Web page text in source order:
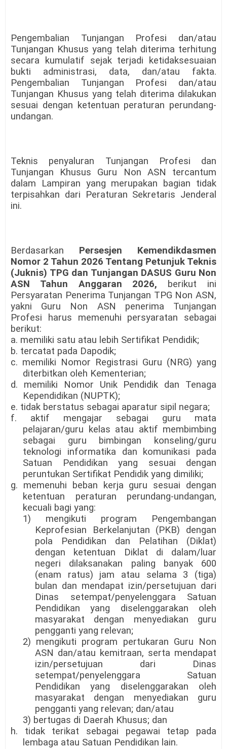
Pengembalian Tunjangan Profesi dan/atau
Tunjangan Khusus yang telah diterima terhitung
secara kumulatif sejak terjadi ketidaksesuaian
bukti administrasi, data, dan/atau fakta.
Pengembalian Tunjangan Profesi dan/atau
Tunjangan Khusus yang telah diterima dilakukan
sesuai dengan ketentuan peraturan perundang-
undangan.
Teknis penyaluran Tunjangan Profesi dan
Tunjangan Khusus Guru Non ASN tercantum
dalam Lampiran yang merupakan bagian tidak
terpisahkan dari Peraturan Sekretaris Jenderal
ini.
Berdasarkan Persesjen Kemendikdasmen
Nomor 2 Tahun 2026 Tentang Petunjuk Teknis
(Juknis) TPG dan Tunjangan DASUS Guru Non
ASN Tahun Anggaran 2026, berikut ini
Persyaratan Penerima Tunjangan TPG Non ASN,
yakni Guru Non ASN penerima Tunjangan
Profesi harus memenuhi persyaratan sebagai
berikut:
a. memiliki satu atau lebih Sertifikat Pendidik;
b. tercatat pada Dapodik;
c. memiliki Nomor Registrasi Guru (NRG) yang
diterbitkan oleh Kementerian;
d. memiliki Nomor Unik Pendidik dan Tenaga
Kependidikan (NUPTK);
e. tidak berstatus sebagai aparatur sipil negara;
f. aktif mengajar sebagai guru mata
pelajaran/guru kelas atau aktif membimbing
sebagai guru bimbingan konseling/guru
teknologi informatika dan komunikasi pada
Satuan Pendidikan yang sesuai dengan
peruntukan Sertifikat Pendidik yang dimiliki;
g. memenuhi beban kerja guru sesuai dengan
ketentuan peraturan perundang-undangan,
kecuali bagi yang:
1) mengikuti program Pengembangan
Keprofesian Berkelanjutan (PKB) dengan
pola Pendidikan dan Pelatihan (Diklat)
dengan ketentuan Diklat di dalam/luar
negeri dilaksanakan paling banyak 600
(enam ratus) jam atau selama 3 (tiga)
bulan dan mendapat izin/persetujuan dari
Dinas setempat/penyelenggara Satuan
Pendidikan yang diselenggarakan oleh
masyarakat dengan menyediakan guru
pengganti yang relevan;
2) mengikuti program pertukaran Guru Non
ASN dan/atau kemitraan, serta mendapat
izin/persetujuan dari Dinas
setempat/penyelenggara Satuan
Pendidikan yang diselenggarakan oleh
masyarakat dengan menyediakan guru
pengganti yang relevan; dan/atau
3) bertugas di Daerah Khusus; dan
h. tidak terikat sebagai pegawai tetap pada
lembaga atau Satuan Pendidikan lain.